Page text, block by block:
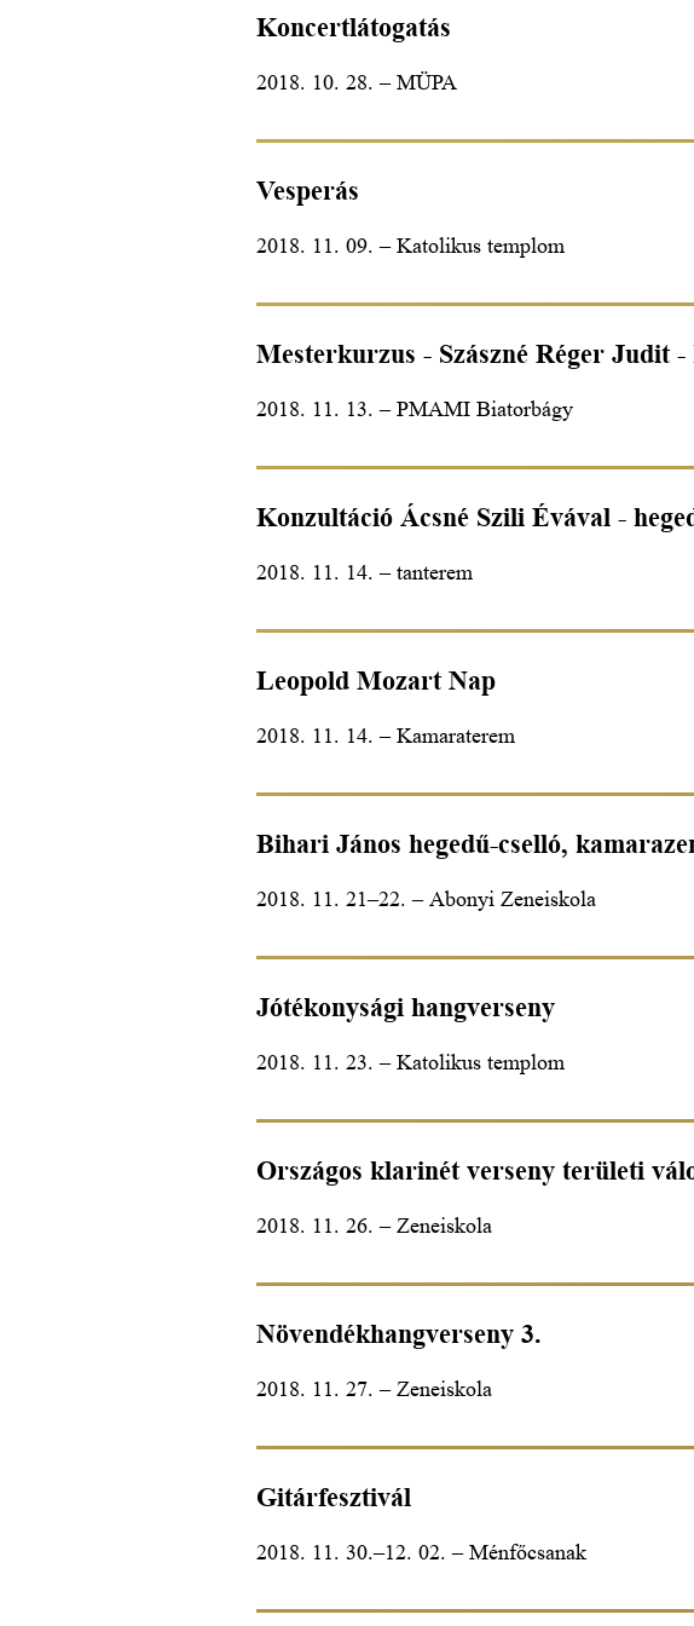
Koncertlátogatás
2018. 10. 28. – MÜPA
Vesperás
2018. 11. 09. – Katolikus templom
Mesterkurzus - Szászné Réger Judit -
2018. 11. 13. – PMAMI Biatorbágy
Konzultáció Ácsné Szili Évával -
2018. 11. 14. – tanterem
Leopold Mozart Nap
2018. 11. 14. – Kamaraterem
Bihari János hegedű-cselló,
2018. 11. 21–22. – Abonyi Zeneiskola
Jótékonysági hangverseny
2018. 11. 23. – Katolikus templom
Országos klarinét verseny területi
2018. 11. 26. – Zeneiskola
Növendékhangverseny 3.
2018. 11. 27. – Zeneiskola
Gitárfesztivál
2018. 11. 30.–12. 02. – Ménfőcsanak